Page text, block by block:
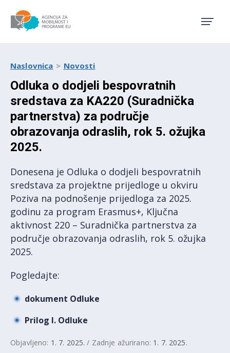
Naslovnica Novosti
Odluka o dodjeli bespovratnih
sredstava za KA220 (Suradnička
partnerstva) za područje
obrazovanja odraslih, rok 5. ožujka
2025.
Donesena je Odluka o dodjeli bespovratnih
sredstava za projektne prijedloge u okviru
Poziva na podnošenje prijedloga za 2025.
godinu za program Erasmus+, Ključna
aktivnost 220 – Suradnička partnerstva za
područje obrazovanja odraslih, rok 5. ožujka
2025.
Pogledajte:
dokument Odluke
Prilog I. Odluke
Objavljeno: 1. 7. 2025. / Zadnje ažurirano: 1. 7. 2025.